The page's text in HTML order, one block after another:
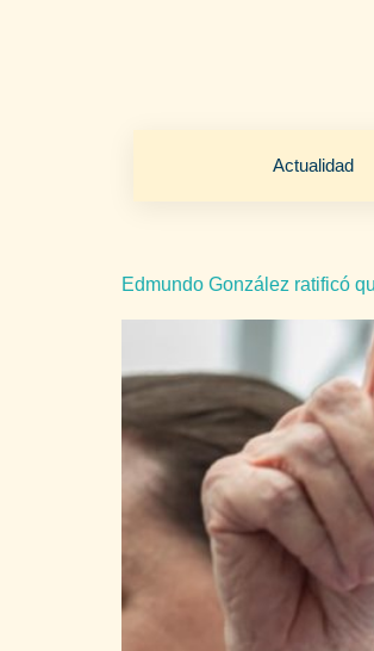
Actualidad
Edmundo González ratificó